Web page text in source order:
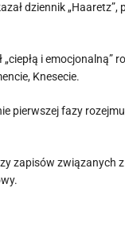
dziennik „Haaretz”,
i emocjonalną”
Knesecie.
pierwszej fazy
zapisów związanych